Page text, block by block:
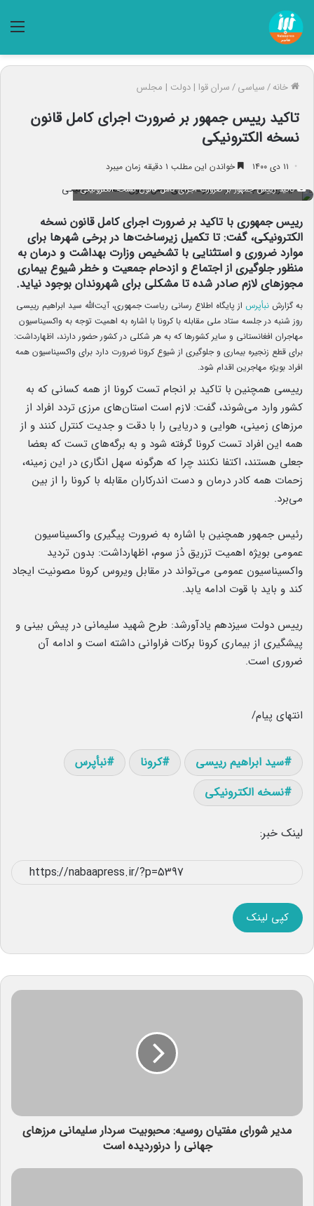
خانه/سیاسی/سران قوا | دولت | مجلس
تاکید رییس جمهور بر ضرورت اجرای کامل قانون
نسخه الکترونیکی
۱۱ دی ۱۴۰۰ خواندن این مطلب ۱ دقیقه زمان میبرد
تاکید رییس جمهور بر ضرورت اجرای کامل قانون نسخه الکترونیکی
رییس جمهوری با تاکید بر ضرورت اجرای کامل قانون نسخه
الکترونیکی، گفت: تا تکمیل زیرساخت‌ها در برخی شهرها برای
موارد ضروری و استثنایی با تشخیص وزارت بهداشت و درمان به
منظور جلوگیری از اجتماع و ازدحام جمعیت و خطر شیوع بیماری
مجوزهای لازم صادر شده تا مشکلی برای شهروندان بوجود نیاید.
به گزارش نبأپرس از پایگاه اطلاع رسانی ریاست جمهوری، آیت‌الله سید ابراهیم رییسی
روز شنبه در جلسه ستاد ملی مقابله با کرونا با اشاره به اهمیت توجه به واکسیناسیون
مهاجران افغانستانی و سایر کشورها که به هر شکلی در کشور حضور دارند، اظهارداشت:
برای قطع زنجیره بیماری و جلوگیری از شیوع کرونا ضرورت دارد برای واکسیناسیون همه
افراد بویژه مهاجرین اقدام شود.
رییسی همچنین با تاکید بر انجام تست کرونا از همه کسانی که به
کشور وارد می‌شوند، گفت: لازم است استان‌های مرزی تردد افراد از
مرزهای زمینی، هوایی و دریایی را با دقت و جدیت کنترل کنند و از
همه این افراد تست کرونا گرفته شود و به برگه‌های تست که بعضا
جعلی هستند، اکتفا نکنند چرا که هرگونه سهل انگاری در این زمینه،
زحمات همه کادر درمان و دست اندرکاران مقابله با کرونا را از بین
می‌برد.
رئیس جمهور همچنین با اشاره به ضرورت پیگیری واکسیناسیون
عمومی بویژه اهمیت تزریق دُز سوم، اظهارداشت: بدون تردید
واکسیناسیون عمومی می‌تواند در مقابل ویروس کرونا مصونیت ایجاد
کند و باید با قوت ادامه یابد.
رییس دولت سیزدهم یادآورشد: طرح شهید سلیمانی در پیش بینی و
پیشگیری از بیماری کرونا برکات فراوانی داشته است و ادامه آن
ضروری است.
انتهای پیام/
سید ابراهیم رییسی کرونا
نبأپرس
نسخه الکترونیکی
لینک خبر:
کپی لینک
مدیر شورای مفتیان روسیه: محبوبیت سردار سلیمانی مرزهای
جهانی را درنوردیده است